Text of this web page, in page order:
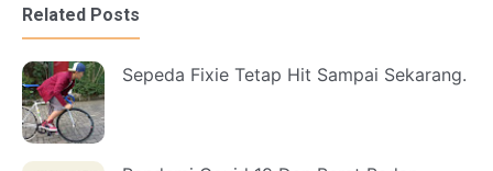
Related Posts
Sepeda Fixie Tetap Hit Sampai Sekarang.